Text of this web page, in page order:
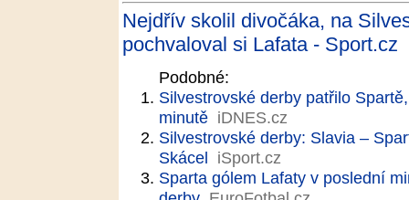
Nejdřív skolil divočáka, na
pochvaloval si Lafata - Sport.cz
Podobné:
Silvestrovské derby patřilo
minutě iDNES.cz
Silvestrovské derby: Slavia –
Skácel iSport.cz
Sparta gólem Lafaty v poslední